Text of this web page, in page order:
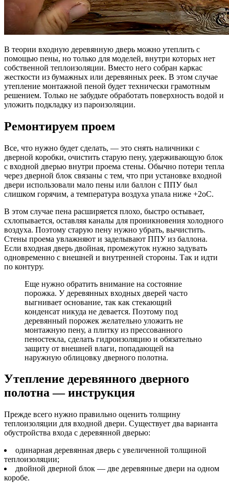
В теории входную деревянную дверь можно утеплить с
помощью пены, но только для моделей, внутри которых нет
собственной теплоизоляции. Вместо него собран каркас
жесткости из бумажных или деревянных реек. В этом случае
утепление монтажной пеной будет технически грамотным
решением. Только не забудьте обработать поверхность водой и
уложить подкладку из пароизоляции.
Ремонтируем проем
Все, что нужно будет сделать, — это снять наличники с
дверной коробки, очистить старую пену, удерживающую блок
с входной дверью внутри проема стены. Обычно потери тепла
через дверной блок связаны с тем, что при установке входной
двери использовали мало пены или баллон с ППУ был
слишком горячим, а температура воздуха упала ниже +2оС.
В этом случае пена расширяется плохо, быстро остывает,
схлопывается, оставляя каналы для проникновения холодного
воздуха. Поэтому старую пену нужно убрать, вычистить.
Стены проема увлажняют и заделывают ППУ из баллона.
Если входная дверь двойная, промежуток нужно задувать
одновременно с внешней и внутренней стороны. Так и идти
по контуру.
Еще нужно обратить внимание на состояние
порожка. У деревянных входных дверей часто
выгнивает основание, так как стекающий
конденсат никуда не девается. Поэтому под
деревянный порожек желательно уложить не
монтажную пену, а плитку из прессованного
пеностекла, сделать гидроизоляцию и обязательно
защиту от внешней влаги, попадающей на
наружную облицовку дверного полотна.
Утепление деревянного дверного
полотна — инструкция
Прежде всего нужно правильно оценить толщину
теплоизоляции для входной двери. Существует два варианта
обустройства входа с деревянной дверью:
одинарная деревянная дверь с увеличенной толщиной
теплоизоляции;
двойной дверной блок — две деревянные двери на одном
коробе.